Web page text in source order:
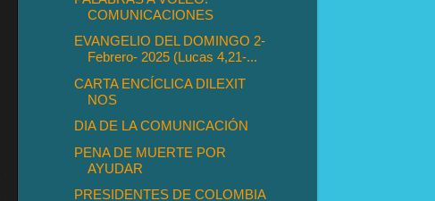
COMUNICACIONES
EVANGELIO DEL DOMINGO 2-
Febrero- 2025 (Lucas 4,21-...
CARTA ENCÍCLICA DILEXIT
NOS
DIA DE LA COMUNICACIÓN
PENA DE MUERTE POR
AYUDAR
PRESIDENTES DE COLOMBIA